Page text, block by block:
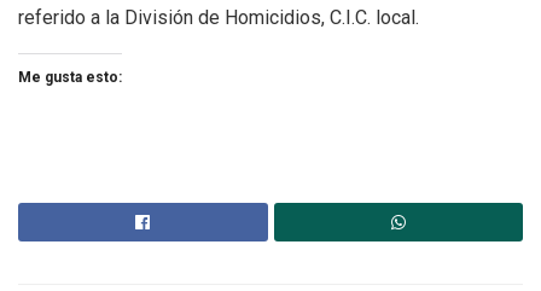
referido a la División de Homicidios, C.I.C. local.
Me gusta esto: